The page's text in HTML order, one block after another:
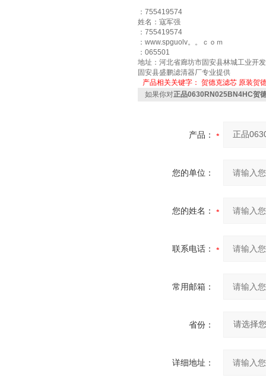
：755419574
姓名：寇军强
：755419574
：www.spguolv。。ｃｏｍ
：065501
地址：河北省廊坊市固安县林城工业开
固安县盛鹏滤清器厂专业提供
产品相关关键字： 贺德克滤芯 原装贺
如果你对正品0630RN025BN4HC贺
产品：
您的单位：
您的姓名：
联系电话：
常用邮箱：
省份：
详细地址：